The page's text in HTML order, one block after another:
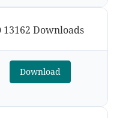
13162 Downloads
Download